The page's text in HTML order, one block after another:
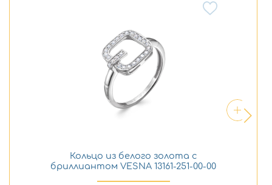
Кольцо из белого золота с
бриллиантом VESNA 13161-251-00-00